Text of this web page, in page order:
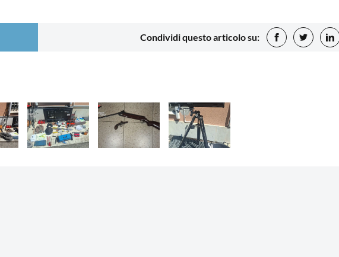
Condividi questo articolo su: